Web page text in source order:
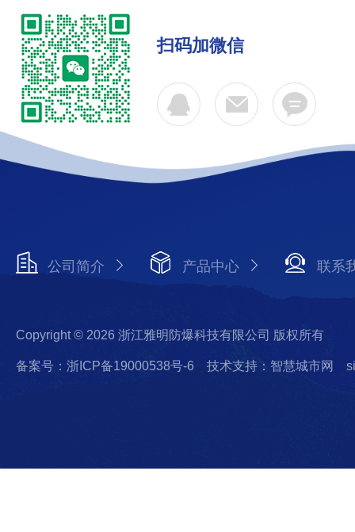
扫码加微信
公司简介 产品中心 联系
Copyright © 2026 浙江雅明防爆科技有限公司 版权所有
备案号：浙ICP备19000538号-6 技术支持：智慧城市网